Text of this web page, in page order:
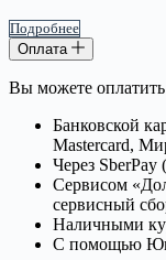
Подробнее
Оплата
Вы можете
Банковской
Mastercard,
Через
Сервисом
сервисный
Наличными
С помощью